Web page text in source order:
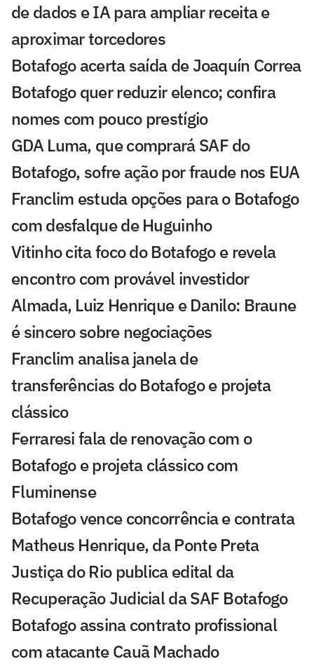
de dados e IA para ampliar receita e
aproximar torcedores
Botafogo acerta saída de Joaquín Correa
Botafogo quer reduzir elenco; confira
nomes com pouco prestígio
GDA Luma, que comprará SAF do
Botafogo, sofre ação por fraude nos EUA
Franclim estuda opções para o Botafogo
com desfalque de Huguinho
Vitinho cita foco do Botafogo e revela
encontro com provável investidor
Almada, Luiz Henrique e Danilo: Braune
é sincero sobre negociações
Franclim analisa janela de
transferências do Botafogo e projeta
clássico
Ferraresi fala de renovação com o
Botafogo e projeta clássico com
Fluminense
Botafogo vence concorrência e contrata
Matheus Henrique, da Ponte Preta
Justiça do Rio publica edital da
Recuperação Judicial da SAF Botafogo
Botafogo assina contrato profissional
com atacante Cauã Machado